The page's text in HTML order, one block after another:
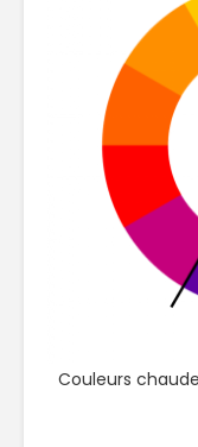
Couleurs